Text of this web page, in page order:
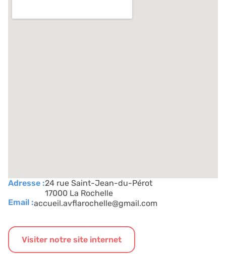
Adresse :24 rue Saint-Jean-du-Pérot
17000 La Rochelle
Email :accueil.avflarochelle@gmail.com
Visiter notre site internet